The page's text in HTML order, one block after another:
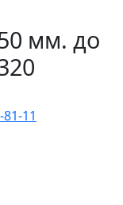
мм. до
11